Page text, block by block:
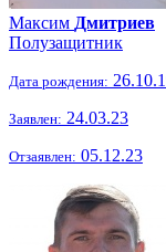
Максим Дмитриев
Полузащитник
Дата рождения:
Заявлен: 24.03.23
Отзаявлен: 05.12.23